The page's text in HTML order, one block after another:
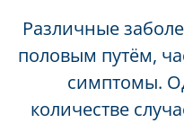
Различные
половым путём,
симптомы.
количестве